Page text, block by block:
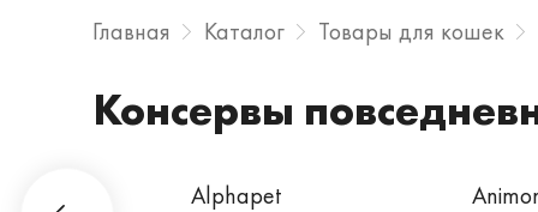
Главная Каталог Товары для кошек
Консервы
Alphapet